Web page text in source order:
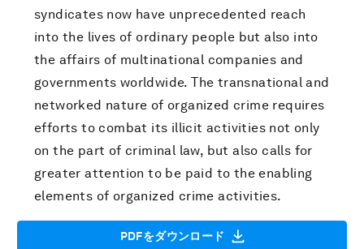
syndicates now have unprecedented reach
into the lives of ordinary people but also into
the affairs of multinational companies and
governments worldwide. The transnational and
networked nature of organized crime requires
efforts to combat its illicit activities not only
on the part of criminal law, but also calls for
greater attention to be paid to the enabling
elements of organized crime activities.
PDFをダウンロード